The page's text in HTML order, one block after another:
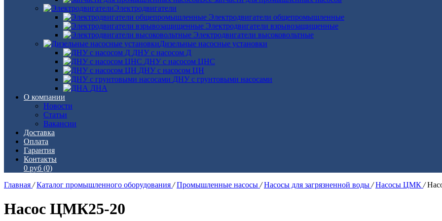
Электродвигатели
Электродвигатели общепромышленные
Электродвигатели взрывозащищенные
Электродвигатели высоковольтные
Дизельные насосные установки
ДНУ с насосом Д
ДНУ с насосом ЦНС
ДНУ с насосом ЦН
ДНУ с грунтовыми насосами
ДНА
О компании
Новости
Статьи
Вакансии
Доставка
Оплата
Гарантия
Контакты
0 руб (0)
Главная / Каталог промышленного оборудования / Промышленные насосы / Насосы для загрязненной воды / Насосы ЦМК /
Насос ЦМК25-20